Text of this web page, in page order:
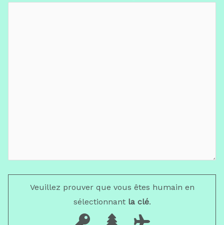
Veuillez prouver que vous êtes humain en
sélectionnantla clé.